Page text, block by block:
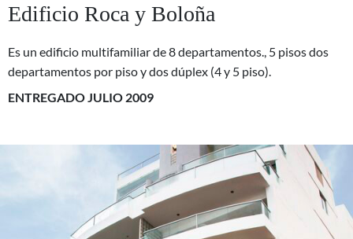
Edificio Roca y Boloña
Es un edificio multifamiliar de 8 departamentos., 5 pisos dos
departamentos por piso y dos dúplex (4 y 5 piso).
ENTREGADO JULIO 2009